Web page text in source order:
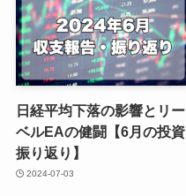
日経平均下落の影響とリー
ベルEAの健闘【6月の投資
振り返り】
2024-07-03